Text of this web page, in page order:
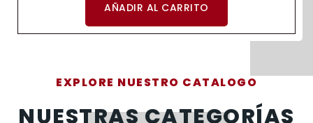
AÑADIR AL CARRITO
EXPLORE NUESTRO CATALOGO
NUESTRAS CATEGORÍAS